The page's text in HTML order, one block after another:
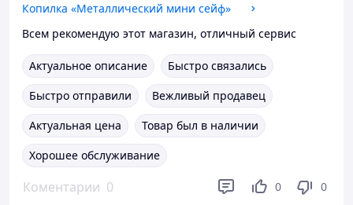
Копилка «Металлический мини сейф»
Всем рекомендую этот магазин, отличный сервис
Актуальное описание
Быстро связались
Быстро отправили
Вежливый продавец
Актуальная цена
Товар был в наличии
Хорошее обслуживание
Коментарии 0 0 0